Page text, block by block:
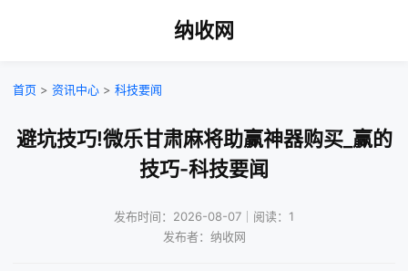
纳收网
首页 > 资讯中心 > 科技要闻
避坑技巧!微乐甘肃麻将助赢神器购买_赢的
技巧-科技要闻
发布时间：2026-08-07｜阅读：1
发布者：纳收网